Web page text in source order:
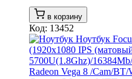
в корзину
Код: 13452